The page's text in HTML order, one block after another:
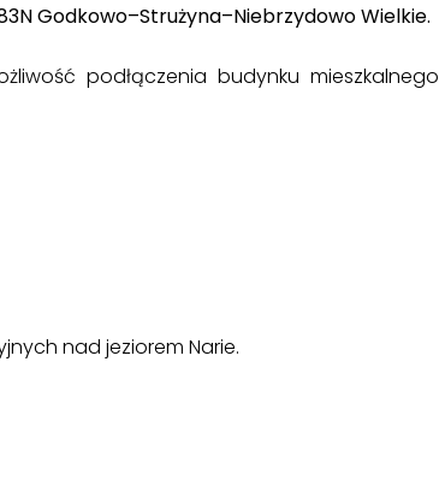
Godkowo–Strużyna–Niebrzydowo Wielkie.
podłączenia budynku mieszkalnego
nad jeziorem Narie.